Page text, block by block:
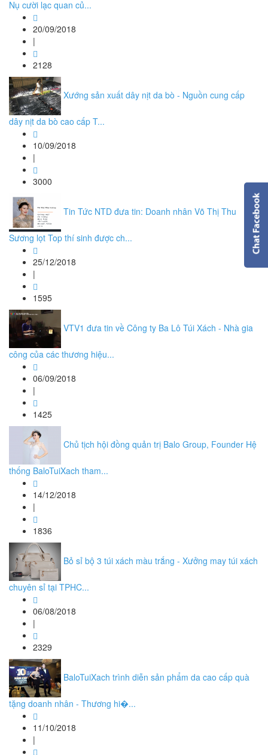
Nụ cười lạc quan củ...
20/09/2018
|
2128
Xướng sản xuất dây nịt da bò - Nguồn cung cấp
dây nịt da bò cao cấp T...
10/09/2018
|
3000
Tin Tức NTD đưa tin: Doanh nhân Võ Thị Thu
Sương lọt Top thí sinh được ch...
25/12/2018
|
1595
VTV1 đưa tin về Công ty Ba Lô Túi Xách - Nhà gia
công của các thương hiệu...
06/09/2018
|
1425
Chủ tịch hội đồng quản trị Balo Group, Founder Hệ
thống BaloTuiXach tham...
14/12/2018
|
1836
Bỏ sỉ bộ 3 túi xách màu trắng - Xưởng may túi xách
chuyên sỉ tại TPHC...
06/08/2018
|
2329
BaloTuiXach trình diễn sản phẩm da cao cấp quà
tặng doanh nhân - Thương hi�...
11/10/2018
|